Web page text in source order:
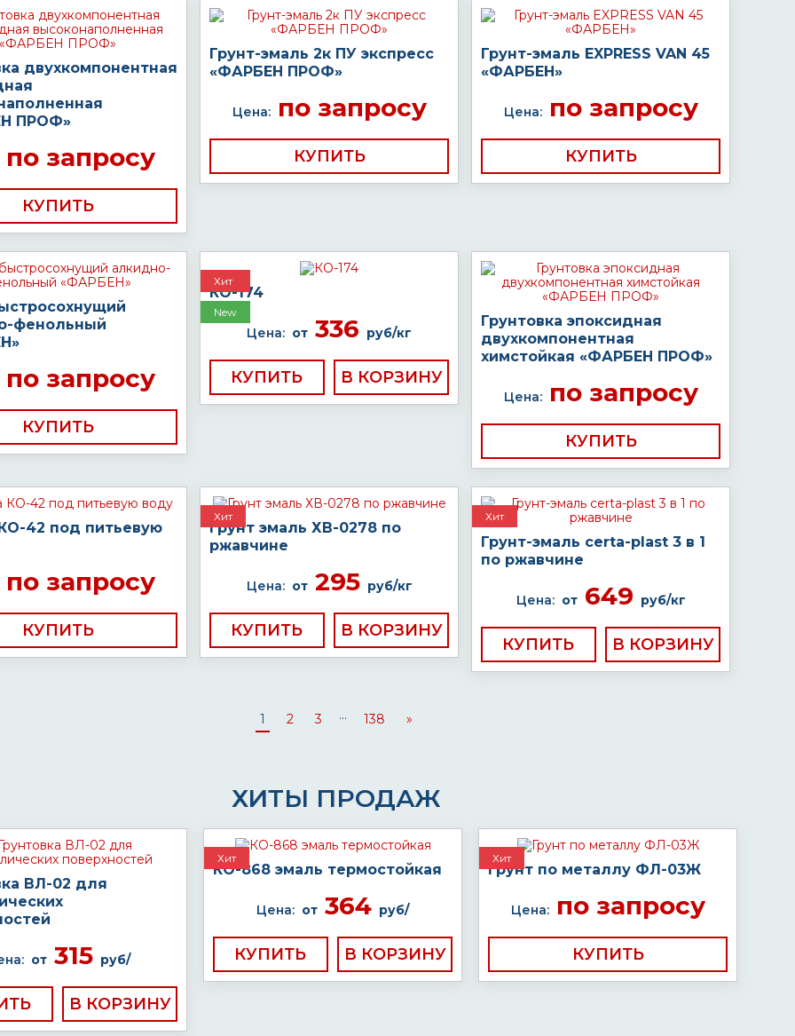
двухкомпонентная
ПРОФ»
запросу
КУПИТЬ
Грунт-эмаль 2к ПУ экспресс
«ФАРБЕН ПРОФ»
Цена:по запросу
КУПИТЬ
Грунт-эмаль EXPRESS VAN 45
«ФАРБЕН»
Цена:по запросу
КУПИТЬ
фенольный
запросу
КУПИТЬ
Хит
New
КО-174
Цена: от 336 руб/кг
КУПИТЬ
Грунтовка эпоксидная
двухкомпонентная
химстойкая «ФАРБЕН ПРОФ»
Цена:по запросу
КУПИТЬ
42 под питьевую
запросу
КУПИТЬ
Хит
Грунт эмаль ХВ-0278 по
ржавчине
Цена: от295 руб/кг
КУПИТЬ
Хит
Грунт-эмаль certa-plast 3 в 1
по ржавчине
Цена: от649 руб/кг
КУПИТЬ
1 2 3 ... 138 »
ХИТЫ ПРОДАЖ
ВЛ-02 для
от315 руб/
Хит
КО-868 эмаль термостойкая
Цена: от 364 руб/
КУПИТЬ
Хит
Грунт по металлу ФЛ-03Ж
Цена:по запросу
КУПИТЬ